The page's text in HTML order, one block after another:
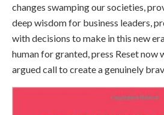
changes swamping our societies,
deep wisdom for business leaders,
with decisions to make in this new
human for granted, press Reset now
argued call to create a genuinely